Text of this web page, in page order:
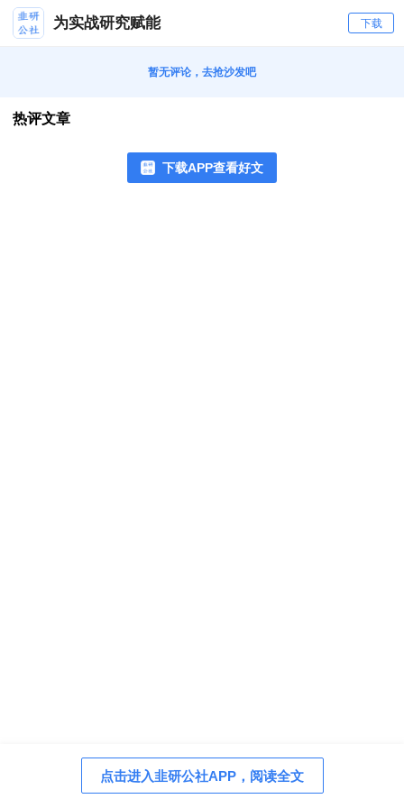
为实战研究赋能 下载
暂无评论，去抢沙发吧
热评文章
下载APP查看好文
点击进入韭研公社APP，阅读全文